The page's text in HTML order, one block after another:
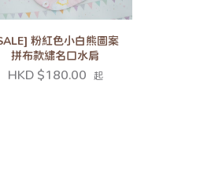
粉紅色小白熊圖案
拼布款繡名口水肩
HKD $180.00 起